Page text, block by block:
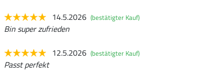
14.5.2026 (bestätigter Kauf)
Bin super zufrieden
12.5.2026 (bestätigter Kauf)
Passt perfekt